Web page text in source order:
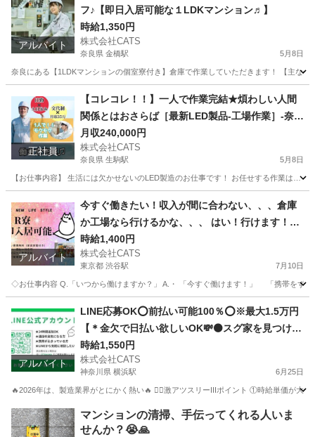
アルバイト
フ♪【即日入居可能な１LDKマンション♬】
時給1,350円
株式会社CATS
奈良県 金橋駅 5月8日
奈良にある【1LDKマンションの個室寮付き】倉庫で作業していただきます！ 【主な
仕分け スタッフ
正社員
【コレコレ！！】一人で作業完結★煩わしい人間
関係とはおさらば［最新LED製品-工場作業］-奈良
県版
月収240,000円
株式会社CATS
奈良県 生駒駅 5月8日
【お仕事内容】 生活には欠かせないのLED製造のお仕事です！ お任せする作業は…
生駒駅 工場 CATS
アルバイト
今すぐ働きたい！収入が間に合わない、、、倉庫
か工場なら行けるかな、、、 はい！行けます！！-
渋谷
時給1,400円
株式会社CATS
東京都 渋谷駅 7月10日
◇お仕事内容 Q.「いつから働けますか？」 A.・ 「今すぐ働けます！」 「携帯を
渋谷駅 仕分け 給料
アルバイト
LINE応募OK⭕️前払い可能100％⭕️※最大1.5万円
【＊金欠で日払い欲しいOK💸⚫スグ家を見つけた
いOK🏠＊】今年の工場求人は、🔥好条件🔥が多い
💯-横浜
時給1,550円
株式会社CATS
神奈川県 横浜駅 6月25日
🔥2026年は、製造業界がとにかく熱い🔥 ❤️‍🔥激アツスリーIIIポイント ①時給単価が
神奈川 横浜市 横浜駅 仕分け 個室
マンションの清掃、手伝ってくれる人いま
せんか？😭🙏